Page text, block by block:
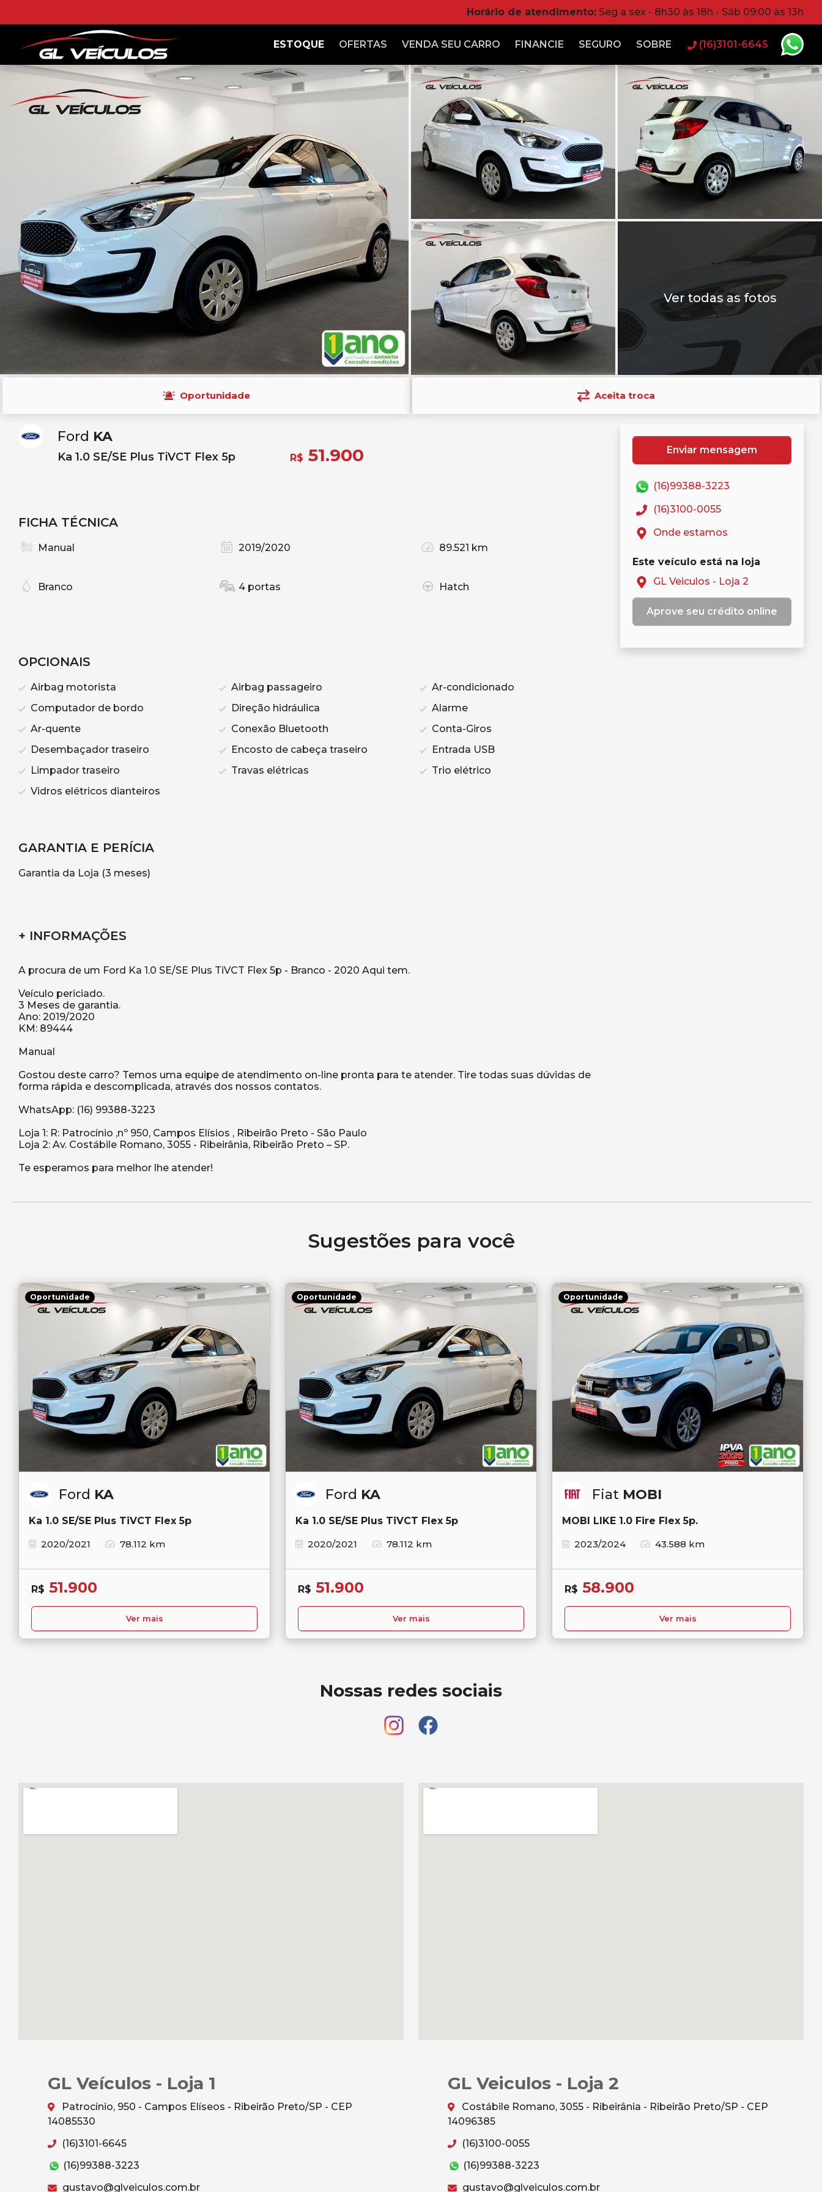
Horário de atendimento: Seg a sex - 8h30 às 18h - Sáb 09:00 às 13h
ESTOQUE OFERTAS VENDA SEU CARRO FINANCIE SEGURO SOBRE (16)3101-6645
Ver todas as fotos
Oportunidade Aceita troca
Ford KA
Ka 1.0 SE/SE Plus TiVCT Flex 5p R$ 51.900
FICHA TÉCNICA
Manual 2019/2020 89.521 km
Branco 4 portas Hatch
OPCIONAIS
Airbag motorista Airbag passageiro
Ar-condicionado
Computador de bordo
Direção hidráulica
Alarme
Ar-quente
Conexão Bluetooth
Conta-Giros
Desembaçador traseiro
Encosto de cabeça traseiro
Entrada USB
Limpador traseiro
Travas elétricas
Trio elétrico
Vidros elétricos dianteiros
GARANTIA E PERÍCIA
Garantia da Loja (3 meses)
+ INFORMAÇÕES
A procura de um Ford Ka 1.0 SE/SE Plus TiVCT Flex 5p - Branco - 2020 Aqui tem.
Veículo periciado.
3 Meses de garantia.
Ano: 2019/2020
KM: 89444
Manual
Gostou deste carro? Temos uma equipe de atendimento on-line pronta para te atender. Tire todas suas dúvidas de
forma rápida e descomplicada, através dos nossos contatos.
WhatsApp: (16) 99388-3223
Loja 1: R: Patrocínio ,nº 950, Campos Elísios , Ribeirão Preto - São Paulo
Loja 2: Av. Costábile Romano, 3055 - Ribeirânia, Ribeirão Preto – SP.
Enviar mensagem
(16)99388-3223
(16)3100-0055
Onde estamos
Este veículo está na loja
GL Veiculos - Loja 2
Aprove seu crédito online
Sugestões para você
Oportunidade
Ford KA
Ka 1.0 SE/SE Plus TiVCT Flex 5p
2020/2021
78.112 km
R$ 51.900
Ver mais
Oportunidade
Ford KA
Ka 1.0 SE/SE Plus TiVCT Flex 5p
2020/2021
78.112 km
R$ 51.900
Ver mais
Oportunidade
Fiat MOBI
MOBI LIKE 1.0 Fire Flex 5p.
2023/2024
43.588 km
R$ 58.900
Ver mais
Nossas redes sociais
GL Veículos - Loja 1
Patrocínio, 950 - Campos Elíseos - Ribeirão Preto/SP - CEP
14085530
(16)3101-6645
(16)99388-3223
gustavo@glveiculos.com.br
GL Veiculos - Loja 2
Costábile Romano, 3055 - Ribeirânia - Ribeirão Preto/SP - CEP
14096385
(16)3100-0055
(16)99388-3223
gustavo@glveiculos.com.br